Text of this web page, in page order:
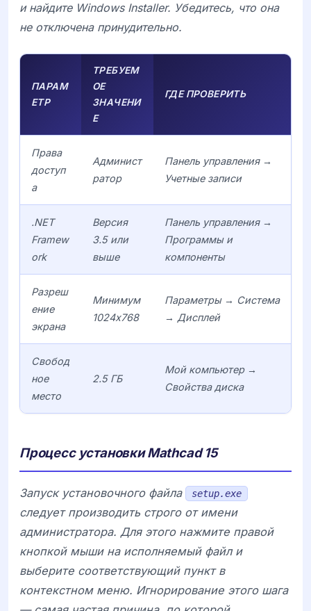
и найдите Windows Installer. Убедитесь, что она
не отключена принудительно.
ПАРАМ
ЕТР
ТРЕБУЕМ
ОЕ
ЗНАЧЕНИ
Е
ГДЕ ПРОВЕРИТЬ
Права
доступ
а
Админист
ратор
Панель управления →
Учетные записи
.NET
Framew
ork
Версия
3.5 или
выше
Панель управления →
Программы и
компоненты
Разреш
ение
экрана
Минимум
1024x768
Параметры → Система
→ Дисплей
Свобод
ное
место
2.5 ГБ
Мой компьютер →
Свойства диска
Процесс установки Mathcad 15
Запуск установочного файла setup.exe
следует производить строго от имени
администратора. Для этого нажмите правой
кнопкой мыши на исполняемый файл и
выберите соответствующий пункт в
контекстном меню. Игнорирование этого шага